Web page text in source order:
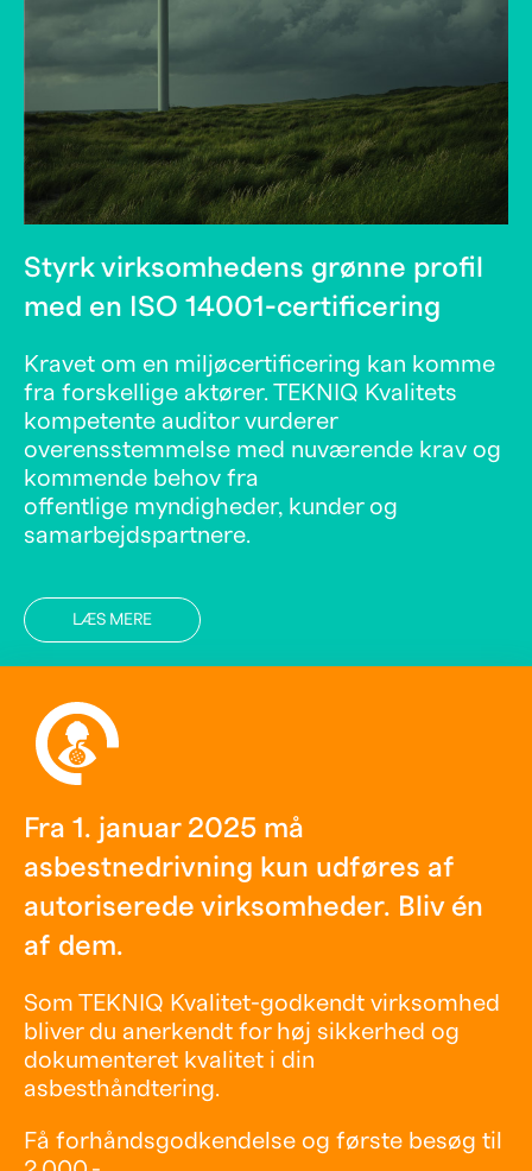
Styrk virksomhedens grønne profil
med en ISO 14001-certificering
Kravet om en miljøcertificering kan komme
fra forskellige aktører. TEKNIQ Kvalitets
kompetente auditor vurderer
overensstemmelse med nuværende krav og
kommende behov fra
offentlige myndigheder, kunder og
samarbejdspartnere.
LÆS MERE
Fra 1. januar 2025 må
asbestnedrivning kun udføres af
autoriserede virksomheder. Bliv én
af dem.
Som TEKNIQ Kvalitet-godkendt virksomhed
bliver du anerkendt for høj sikkerhed og
dokumenteret kvalitet i din
asbesthåndtering.
Få forhåndsgodkendelse og første besøg til